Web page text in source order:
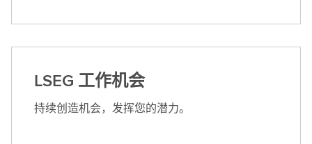
L
GLSEG 工作机会
持续创造机会，发挥您的潜力。